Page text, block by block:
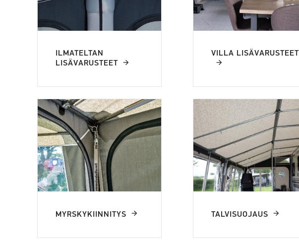
ILMATELTAN
LISÄVARUSTEET
VILLA LISÄVARUSTEET
MYRSKYKIINNITYS TALVISUOJAUS